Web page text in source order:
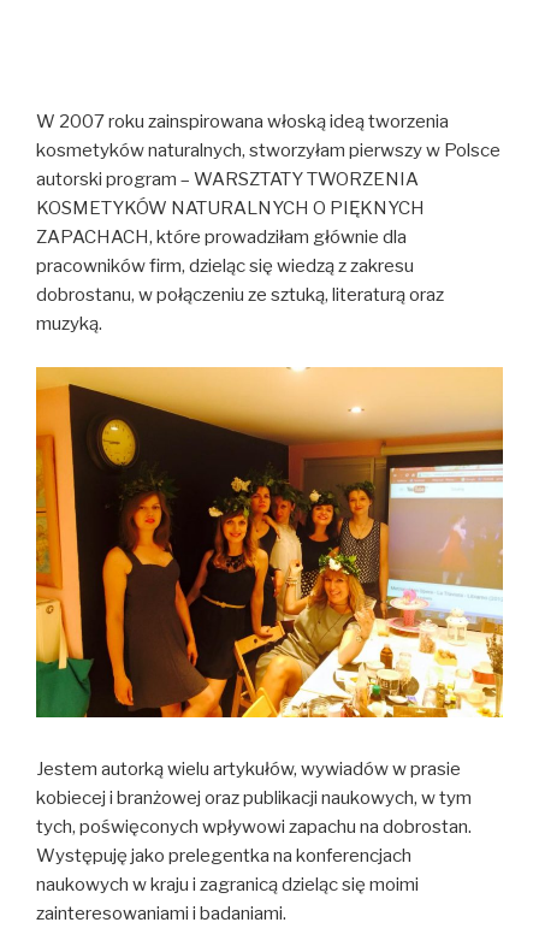
W 2007 roku zainspirowana włoską ideą tworzenia
kosmetyków naturalnych, stworzyłam pierwszy w Polsce
autorski program – WARSZTATY TWORZENIA
KOSMETYKÓW NATURALNYCH O PIĘKNYCH
ZAPACHACH, które prowadziłam głównie dla
pracowników firm, dzieląc się wiedzą z zakresu
dobrostanu, w połączeniu ze sztuką, literaturą oraz
muzyką.
Jestem autorką wielu artykułów, wywiadów w prasie
kobiecej i branżowej oraz publikacji naukowych, w tym
tych, poświęconych wpływowi zapachu na dobrostan.
Występuję jako prelegentka na konferencjach
naukowych w kraju i zagranicą dzieląc się moimi
zainteresowaniami i badaniami.